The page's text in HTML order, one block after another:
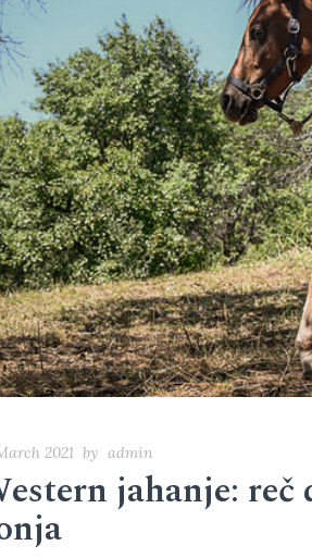
2021 by admin
jahanje: